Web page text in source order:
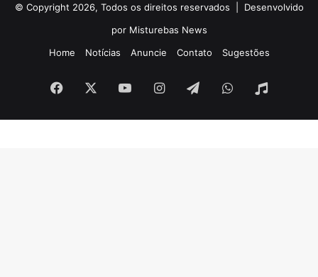
© Copyright 2026, Todos os direitos reservados | Desenvolvido
por Misturebas News
Home
Notícias Anuncie Contato Sugestões
Facebook YouTubeInstagramTelegramWhatsApp
Rádio